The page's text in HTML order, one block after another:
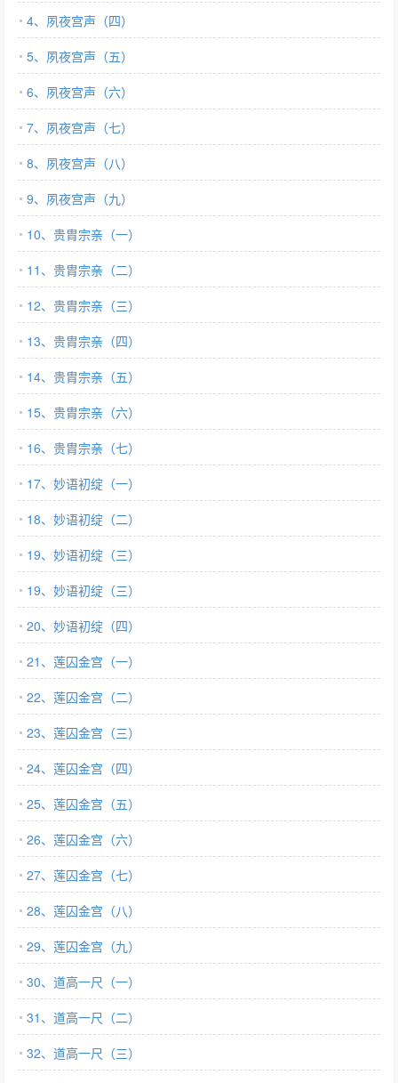
4、夙夜宫声（四）
5、夙夜宫声（五）
6、夙夜宫声（六）
7、夙夜宫声（七）
8、夙夜宫声（八）
9、夙夜宫声（九）
10、贵胄宗亲（一）
11、贵胄宗亲（二）
12、贵胄宗亲（三）
13、贵胄宗亲（四）
14、贵胄宗亲（五）
15、贵胄宗亲（六）
16、贵胄宗亲（七）
17、妙语初绽（一）
18、妙语初绽（二）
19、妙语初绽（三）
19、妙语初绽（三）
20、妙语初绽（四）
21、莲囚金宫（一）
22、莲囚金宫（二）
23、莲囚金宫（三）
24、莲囚金宫（四）
25、莲囚金宫（五）
26、莲囚金宫（六）
27、莲囚金宫（七）
28、莲囚金宫（八）
29、莲囚金宫（九）
30、道高一尺（一）
31、道高一尺（二）
32、道高一尺（三）